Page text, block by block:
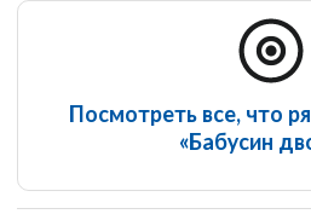
Посмотреть все, что
«Бабусин